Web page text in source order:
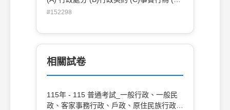
行政計畫
#152298
相關試卷
115年 - 115 普通考試_一般行政、一般民
政、客家事務行政、戶政、原住民族行政、